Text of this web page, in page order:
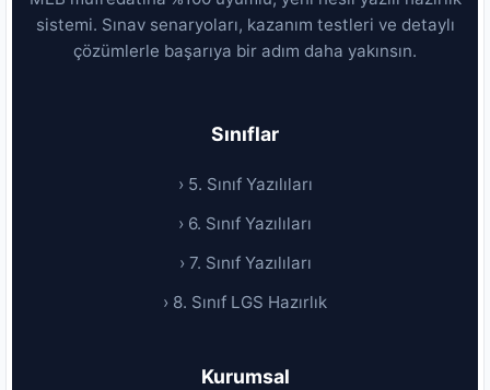
sistemi. Sınav senaryoları, kazanım testleri ve detaylı
çözümlerle başarıya bir adım daha yakınsın.
Sınıflar
› 5. Sınıf Yazılıları
› 6. Sınıf Yazılıları
› 7. Sınıf Yazılıları
› 8. Sınıf LGS Hazırlık
Kurumsal